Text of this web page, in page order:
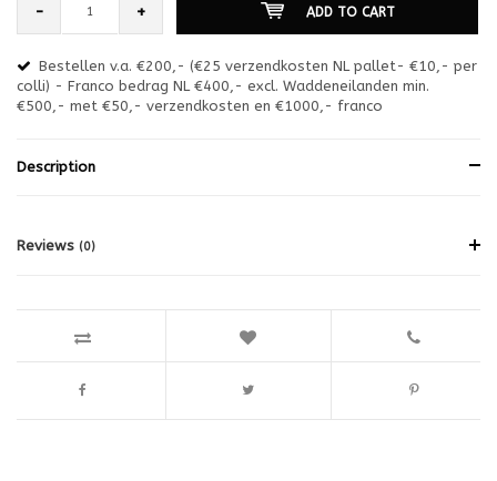
- + ADD TO CART
Bestellen v.a. €200,- (€25 verzendkosten NL pallet- €10,- per
colli) - Franco bedrag NL €400,- excl. Waddeneilanden min.
€500,- met €50,- verzendkosten en €1000,- franco
Description
Reviews (0)